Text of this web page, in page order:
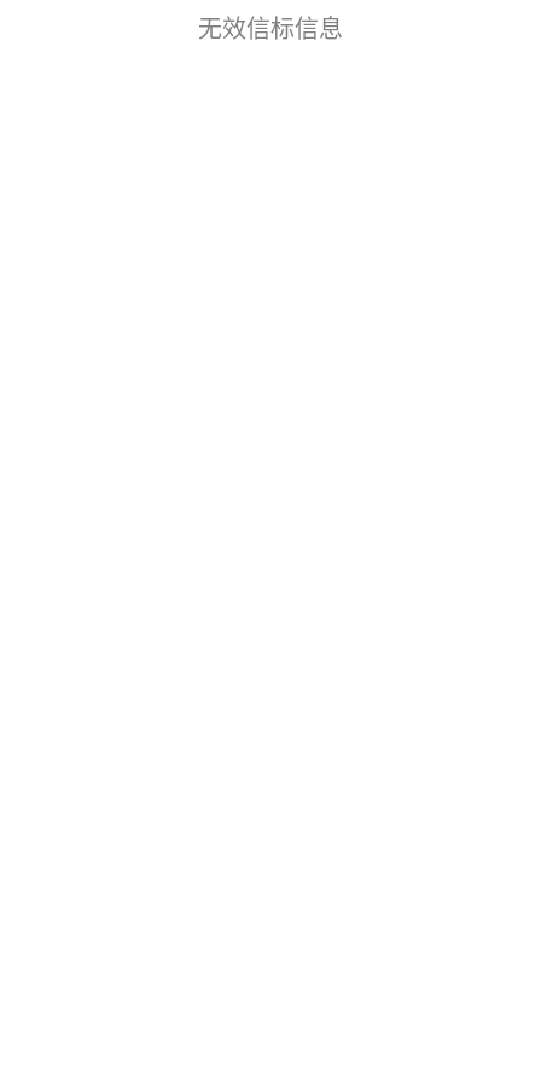
无效信标信息